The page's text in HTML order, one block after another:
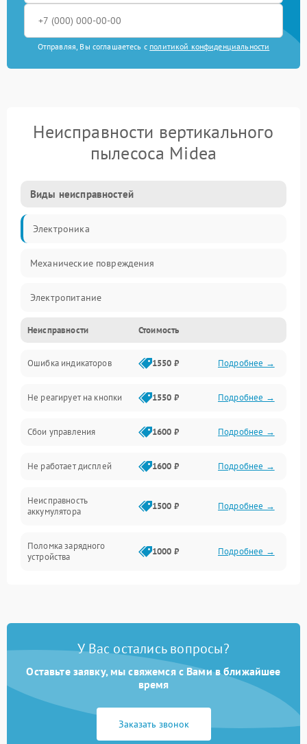
Отправляя, Вы соглашаетесь с политикой конфиденциальности
Неисправности вертикального
пылесоса Midea
Виды неисправностей
Электроника
Механические повреждения
Электропитание
Механика
Аккумулятор
Работа системы
Всасывание
Засор
Привод
Электронные компоненты
Неисправности Стоимость
Ошибка индикаторов 1550 ₽ Подробнее →
Не реагирует на кнопки 1550 ₽ Подробнее →
Сбои управления 1600 ₽ Подробнее →
Не работает дисплей 1600 ₽ Подробнее →
Неисправность
аккумулятора
1500 ₽ Подробнее →
Поломка зарядного
устройства
1000 ₽ Подробнее →
Поломка кнопки
Неисправность системы
1000 ₽ Подробнее →
Неисправность системы
1000 ₽
У Вас остались вопросы?
Оставьте заявку, мы свяжемся с Вами в ближайшее
время
Заказать звонок